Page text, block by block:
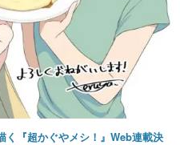
く『超かぐやメシ！』Web連載決